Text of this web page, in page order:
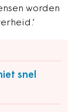
worden
snel